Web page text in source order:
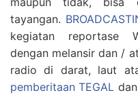
tayangan.
kegiatan reportase
dengan melansir dan /
radio di darat, laut
pemberitaan TEGAL